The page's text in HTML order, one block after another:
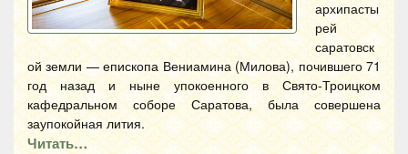
архипасты
рей
саратовск
ой земли — епископа Вениамина (Милова), почившего 71
год назад и ныне упокоенного в Свято-Троицком
кафедральном соборе Саратова, была совершена
заупокойная лития.
Читать…